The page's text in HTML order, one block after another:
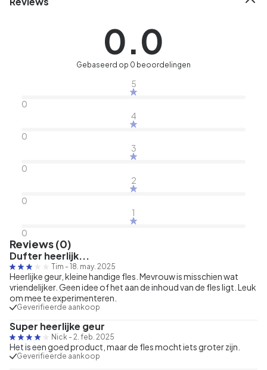
0.0
Gebaseerd op 0 beoordelingen
5
0
4
0
3
0
2
0
1
0
Reviews (0)
Dufter heerlijk...
Tim - 18. may. 2025
Heerlijke geur, kleine handige fles. Mevrouw is misschien wat
vriendelijker. Geen idee of het aan de inhoud van de fles ligt. Leuk
om mee te experimenteren.
Geverifieerde aankoop
Super heerlijke geur
Nick - 2. feb. 2025
Het is een goed product, maar de fles mocht iets groter zijn.
Geverifieerde aankoop